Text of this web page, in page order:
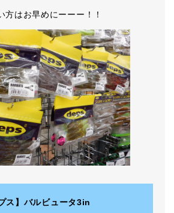
方はお早めにーーー！！
プス】バルビュータ3in